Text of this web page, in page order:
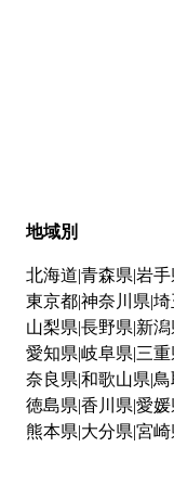
地域別
北海道 青森県 岩手
東京都神奈川県 埼
山梨県 長野県 新潟
愛知県 岐阜県 三重
奈良県 和歌山県
徳島県 香川県 愛媛
熊本県 大分県 宮崎